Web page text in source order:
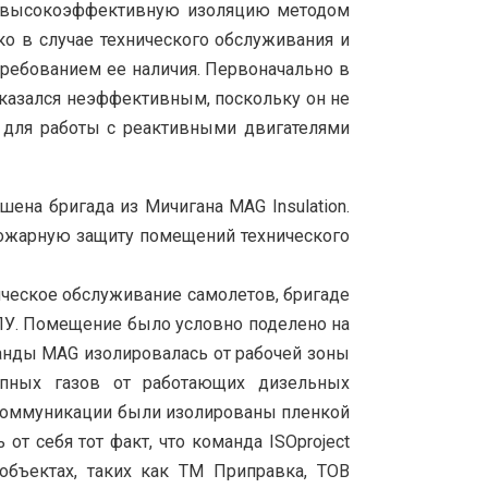
высокоэффективную изоляцию методом
в случае технического обслуживания и
ее наличия. Первоначально в
неэффективным, поскольку он не
работы с реактивными двигателями
бригада из Мичигана MAG Insulation.
защиту помещений технического
обслуживание самолетов, бригаде
Помещение было условно поделено на
MAG изолировалась от рабочей зоны
газов от работающих дизельных
были изолированы пленкой
себя тот факт, что команда ISOproject
таких как ТМ Приправка, ТОВ